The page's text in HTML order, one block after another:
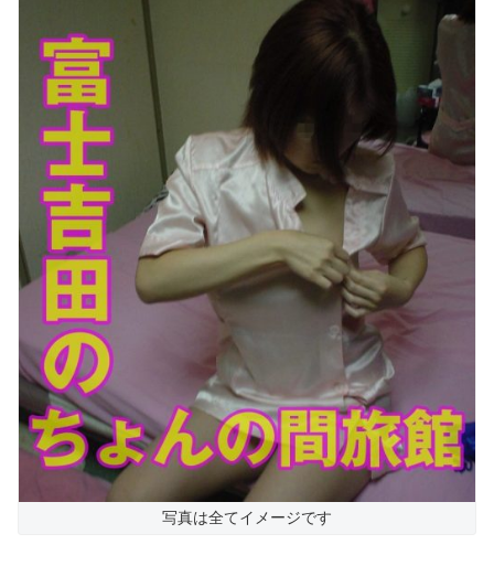
写真は全てイメージです